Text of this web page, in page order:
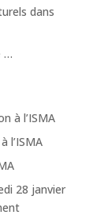
dans
…
à l’ISMA
l’ISMA
28 janvier